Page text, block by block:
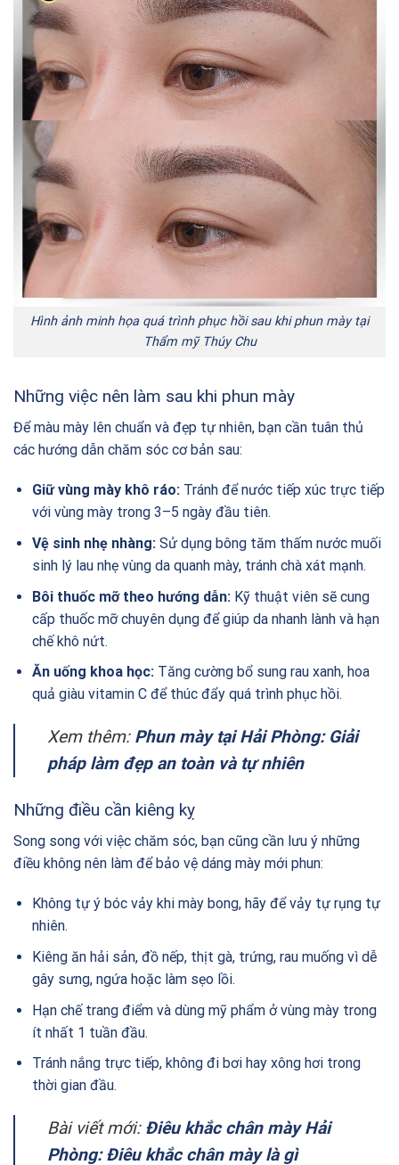
Hình ảnh minh họa quá trình phục hồi sau khi phun mày tại
Thẩm mỹ Thúy Chu
Những việc nên làm sau khi phun mày
Để màu mày lên chuẩn và đẹp tự nhiên, bạn cần tuân thủ
các hướng dẫn chăm sóc cơ bản sau:
Giữ vùng mày khô ráo:Tránh để nước tiếp xúc trực tiếp
với vùng mày trong 3–5 ngày đầu tiên.
Vệ sinh nhẹ nhàng:Sử dụng bông tăm thấm nước muối
sinh lý lau nhẹ vùng da quanh mày, tránh chà xát mạnh.
Bôi thuốc mỡ theo hướng dẫn:Kỹ thuật viên sẽ cung
cấp thuốc mỡ chuyên dụng để giúp da nhanh lành và hạn
chế khô nứt.
Ăn uống khoa học:Tăng cường bổ sung rau xanh, hoa
quả giàu vitamin C để thúc đẩy quá trình phục hồi.
Xem thêm: Phun mày tại Hải Phòng: Giải
pháp làm đẹp an toàn và tự nhiên
Những điều cần kiêng kỵ
Song song với việc chăm sóc, bạn cũng cần lưu ý những
điều không nên làm để bảo vệ dáng mày mới phun:
Không tự ý bóc vảy khi mày bong, hãy để vảy tự rụng tự
nhiên.
Kiêng ăn hải sản, đồ nếp, thịt gà, trứng, rau muống vì dễ
gây sưng, ngứa hoặc làm sẹo lồi.
Hạn chế trang điểm và dùng mỹ phẩm ở vùng mày trong
ít nhất 1 tuần đầu.
Tránh nắng trực tiếp, không đi bơi hay xông hơi trong
thời gian đầu.
Bài viết mới: Điêu khắc chân mày Hải
Phòng: Điêu khắc chân mày là gì